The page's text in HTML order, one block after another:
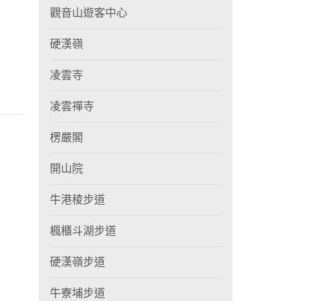
觀音山遊客中心
硬漢嶺
凌雲寺
凌雲禪寺
楞嚴閣
開山院
牛港稜步道
楓櫃斗湖步道
硬漢嶺步道
牛寮埔步道